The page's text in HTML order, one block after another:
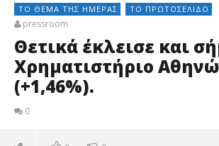
ΤΟ ΘΈΜΑ ΤΗΣ ΗΜΈΡΑΣ ΤΟ ΠΡΩΤΟΣΈΛΙΔΟ
pressroom
Θετικά έκλεισε και
Χρηματιστήριο
(+1,46%).
0